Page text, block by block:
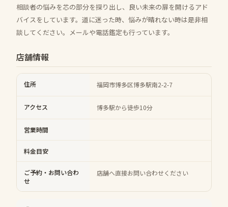
相談者の悩みを芯の部分を探り出し、良い未来の扉を開けるアド
バイスをしています。道に迷った時、悩みが晴れない時は是非相
談してください。メールや電話鑑定も行っています。
店舗情報
住所 福岡市博多区博多駅南2-2-7
アクセス 博多駅から徒歩10分
営業時間
料金目安
ご予約・お問い合わ
せ
店舗へ直接お問い合わせください